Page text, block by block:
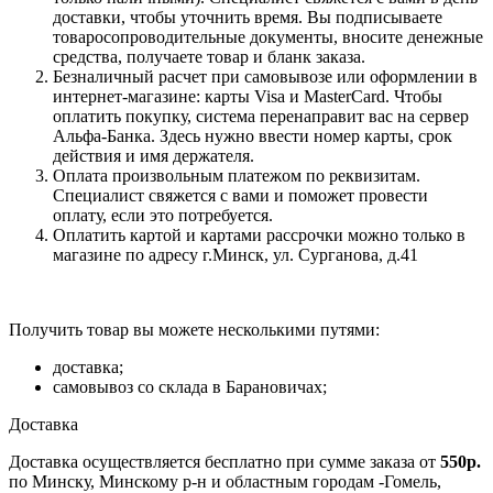
доставки, чтобы уточнить время. Вы подписываете
товаросопроводительные документы, вносите денежные
средства, получаете товар и бланк заказа.
Безналичный расчет при самовывозе или оформлении в
интернет-магазине: карты Visa и MasterCard. Чтобы
оплатить покупку, система перенаправит вас на сервер
Альфа-Банка. Здесь нужно ввести номер карты, срок
действия и имя держателя.
Оплата произвольным платежом по реквизитам.
Специалист свяжется с вами и поможет провести
оплату, если это потребуется.
Оплатить картой и картами рассрочки можно только в
магазине по адресу г.Минск, ул. Сурганова, д.41
Получить товар вы можете несколькими путями:
доставка;
самовывоз со склада в Барановичах;
Доставка
Доставка осуществляется бесплатно при сумме заказа от 550р.
по Минску, Минскому р-н и областным городам -Гомель,